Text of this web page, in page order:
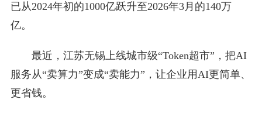
已从2024年初的1000亿跃升至2026年3月的140万
亿。
最近，江苏无锡上线城市级“Token超市”，把AI
服务从“卖算力”变成“卖能力”，让企业用AI更简单、
更省钱。